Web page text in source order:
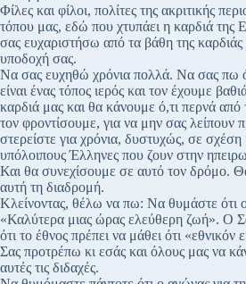
Φίλες και φίλοι, πολίτες της ακριτικής
τόπου μας, εδώ που χτυπάει η καρδιά της
σας ευχαριστήσω από τα βάθη της καρδιάς
υποδοχή σας.
Να σας ευχηθώ χρόνια πολλά. Να σας πω
είναι ένας τόπος ιερός και τον έχουμε
καρδιά μας και θα κάνουμε ό,τι περνά από
τον φροντίσουμε, για να μην σας λείπουν
στερείστε για χρόνια, δυστυχώς, σε σχέση
υπόλοιπους Έλληνες που ζουν στην
Και θα συνεχίσουμε σε αυτό τον δρόμο.
αυτή τη διαδρομή.
Κλείνοντας, θέλω να πω: Να θυμάστε ότι
«Καλύτερα μιας ώρας ελεύθερη ζωή». Ο
ότι το έθνος πρέπει να μάθει ότι «εθνικόν
Σας προτρέπω κι εσάς και όλους μας να
αυτές τις διδαχές.